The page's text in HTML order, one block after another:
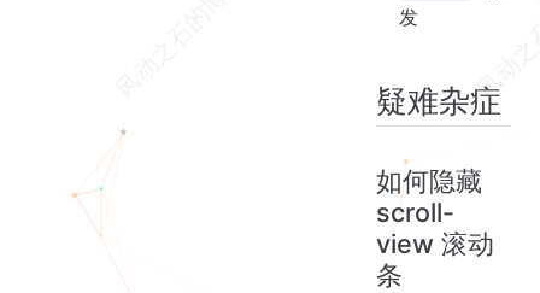
发
疑难杂症
如何隐藏
scroll-
view 滚动
条